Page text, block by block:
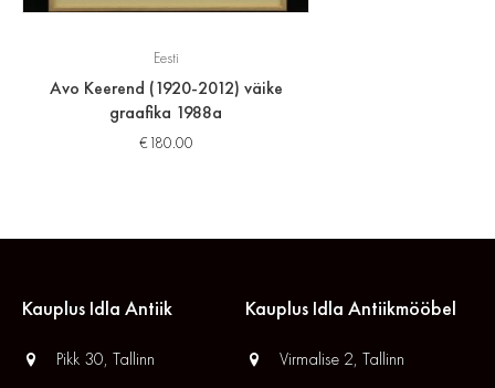
Eesti
Avo Keerend (1920-2012) väike
graafika 1988a
€180.00
Kauplus Idla Antiik
Pikk 30, Tallinn
Kauplus Idla Antiikmööbel
Virmalise 2, Tallinn